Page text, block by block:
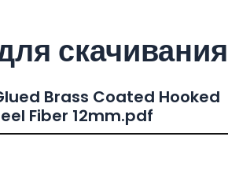
скачивания
Brass Coated Hooked
Fiber 12mm.pdf